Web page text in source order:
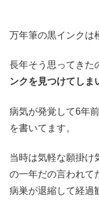
万年筆の黒インクは
長年そう思ってきた
ンクを見つけてしま
病気が発覚して6年
を書いてます。
当時は気軽な願掛け
の一年だの言われて
病巣が退縮して経過